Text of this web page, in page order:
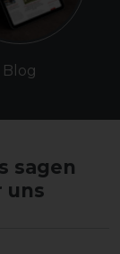
Blog
sagen
uns